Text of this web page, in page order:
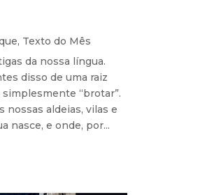
, Texto do Mês
da nossa língua.
disso de uma raiz
“brotar”.
nossas aldeias, vilas e
nasce, e onde, por...